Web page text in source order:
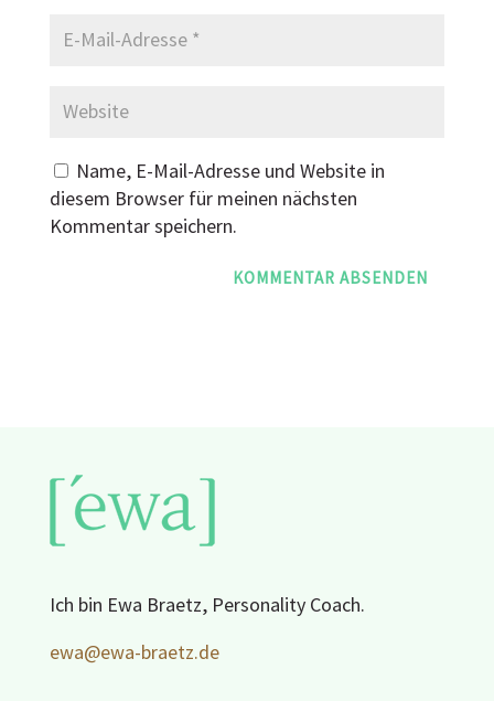
Name, E-Mail-Adresse und Website in
diesem Browser für meinen nächsten
Kommentar speichern.
Ich bin Ewa Braetz, Personality Coach.
ewa@ewa-braetz.de